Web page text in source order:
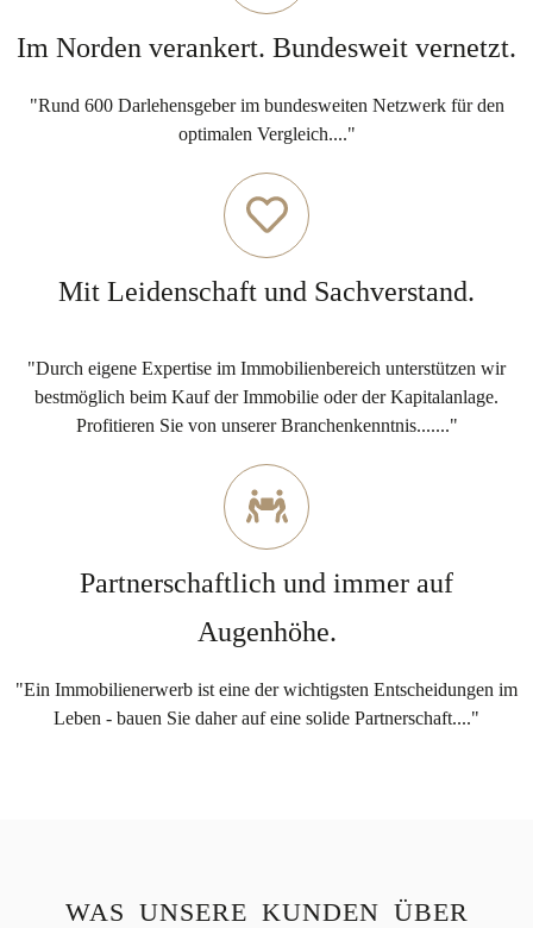
Im Norden verankert. Bundesweit vernetzt.
"Rund 600 Darlehensgeber im bundesweiten Netzwerk für den
optimalen Vergleich...."
Mit Leidenschaft und Sachverstand.
"Durch eigene Expertise im Immobilienbereich unterstützen wir
bestmöglich beim Kauf der Immobilie oder der Kapitalanlage.
Profitieren Sie von unserer Branchenkenntnis......."
Partnerschaftlich und immer auf
Augenhöhe.
"Ein Immobilienerwerb ist eine der wichtigsten Entscheidungen im
Leben - bauen Sie daher auf eine solide Partnerschaft...."
WAS UNSERE KUNDEN ÜBER